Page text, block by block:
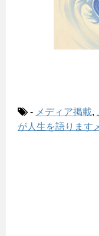
- メディア掲載,
が人生を語ります